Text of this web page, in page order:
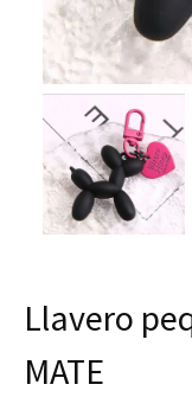
Llavero
MATE